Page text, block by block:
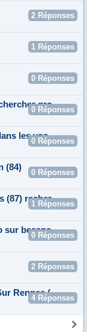
2 Réponses
1 Réponses
0 Réponses
0 Réponses
MONTREAL - Chanteuse Blues/Rock chercher groupe ou guitariste
0 Réponses
Guitariste cherche bassite et batteur dans les vosges(88)
0 Réponses
(84)
1 Réponses
Elixis (heavy speed metal) sur Limoges (87) recherche nouveau bassiste
0 Réponses
grateux niveau moyen cherche musico sur besancon
2 Réponses
4 Réponses
Guitariste Cherche Groupe De Metal Sur Rennes (35)